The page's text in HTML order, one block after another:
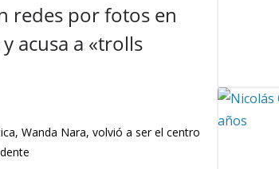
redes por fotos en
acusa a «trolls
Wanda Nara, volvió a ser el centro